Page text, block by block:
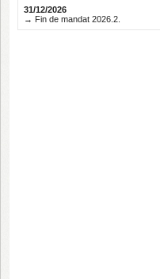
31/12/2026
→ Fin de mandat 2026.2.